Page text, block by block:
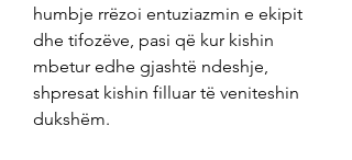
humbje rrëzoi entuziazmin e ekipit
dhe tifozëve, pasi që kur kishin
mbetur edhe gjashtë ndeshje,
shpresat kishin filluar të veniteshin
dukshëm.